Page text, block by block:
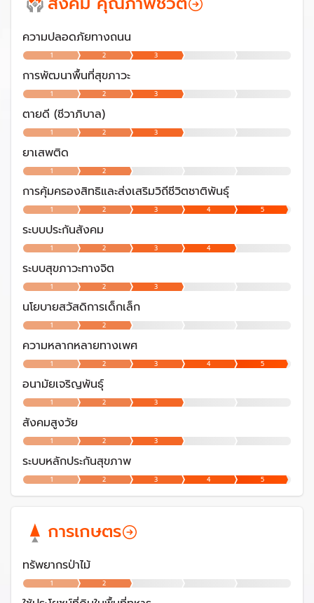
ความปลอดภัยทางถนน
1 2 3
การพัฒนาพื้นที่สุขภาวะ
1 2 3
ตายดี (ชีวาภิบาล)
1 2 3
ยาเสพติด
1 2
การคุ้มครองสิทธิและส่งเสริมวิถีชีวิตชาติพันธุ์
1 2 3 4 5
ระบบประกันสังคม
1 2 3 4
ระบบสุขภาวะทางจิต
1 2 3
นโยบายสวัสดิการเด็กเล็ก
1 2
ความหลากหลายทางเพศ
1 2 3 4 5
อนามัยเจริญพันธุ์
1 2 3
สังคมสูงวัย
1 2 3
ระบบหลักประกันสุขภาพ
1 2 3 4 5
การเกษตร
ทรัพยากรป่าไม้
1 2